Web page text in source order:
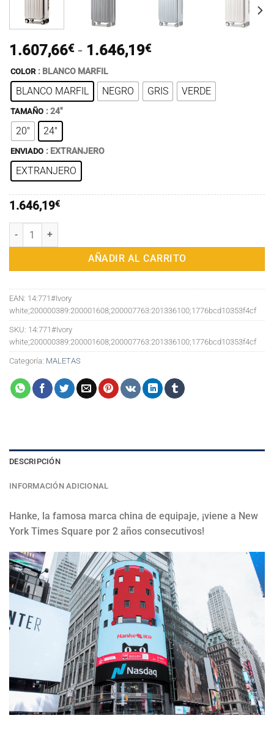
1.607,66€ - 1.646,19€Rango
precios:
desde
COLOR : BLANCO MARFIL
BLANCO MARFIL NEGRO GRIS VERDE
TAMAÑO : 24"
20" 24"
ENVIADO : EXTRANJERO
EXTRANJERO
1.646,19€
Maleta de mano Hanke con diseño innovador, equipaje de viaje
AÑADIR AL CARRITO
EAN: 14:771#Ivory
white;200000389:200001608;200007763:201336100;1776bcd10353f4cf
SKU: 14:771#Ivory
white;200000389:200001608;200007763:201336100;1776bcd10353f4cf
Categoría: MALETAS
DESCRIPCIÓN
INFORMACIÓN ADICIONAL
Hanke, la famosa marca china de equipaje, ¡viene a New
York Times Square por 2 años consecutivos!